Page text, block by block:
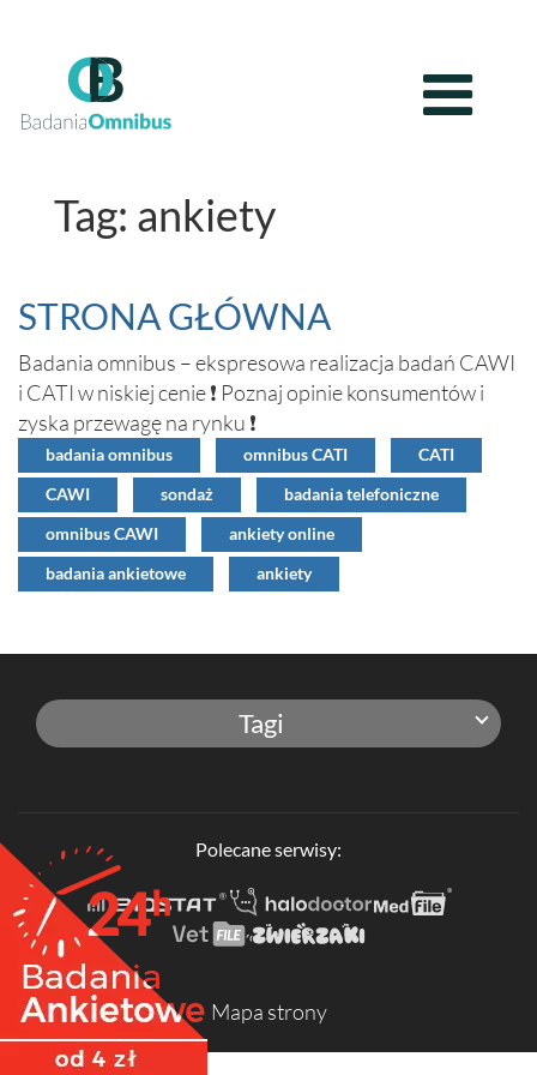
Tag: ankiety
STRONA GŁÓWNA
Badania omnibus – ekspresowa realizacja badań CAWI
i CATI w niskiej cenie ❗ Poznaj opinie konsumentów i
zyska przewagę na rynku ❗
badania omnibus omnibus CATI CATI
CAWI sondaż badania telefoniczne
omnibus CAWI ankiety online
badania ankietowe ankiety
Tagi
Polecane serwisy:
Mapa strony